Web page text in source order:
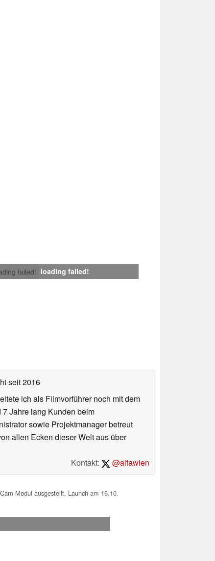
failed! loading failed!
seit 2016
ich als Filmvorführer noch mit dem
Jahre lang Kunden beim
sowie Projektmanager betreut
allen Ecken dieser Welt aus über
Kontakt:
@alfawien
Modul ausgestellt, Launch am 16.10.